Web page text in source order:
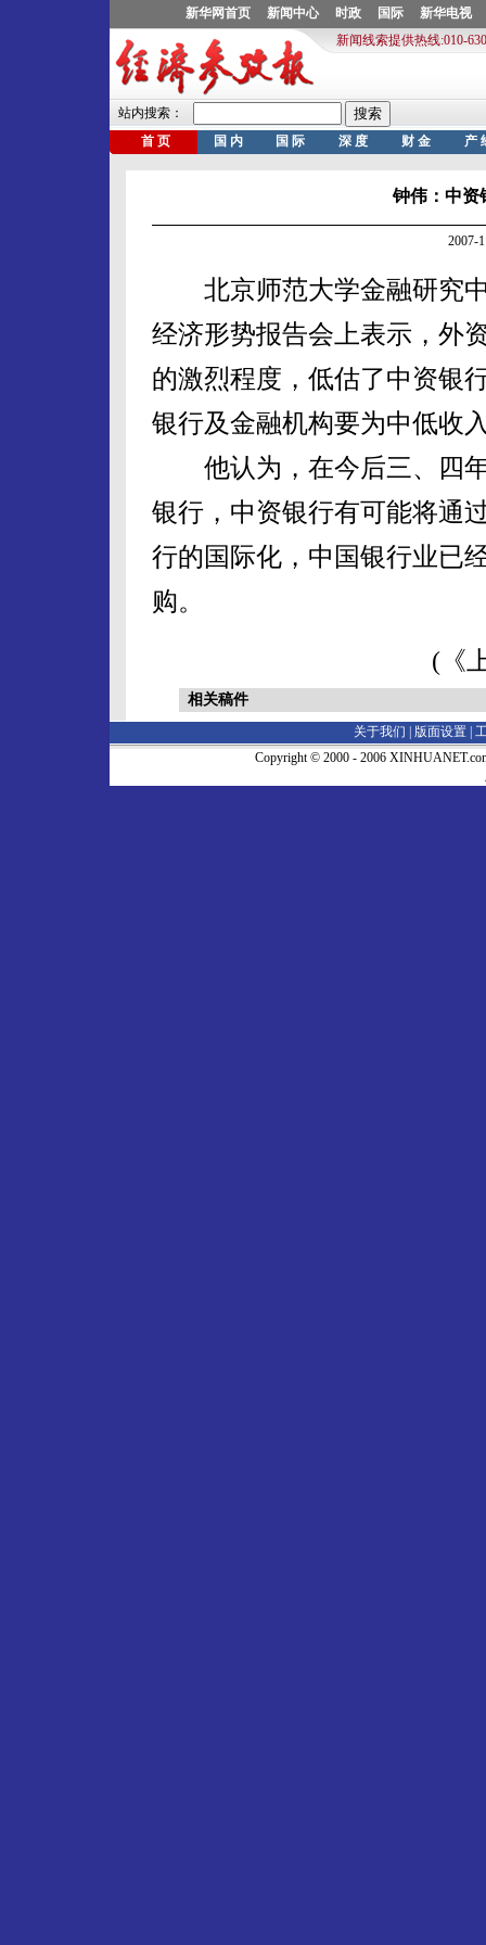
钟伟：中资
2007-
北京师范大学金融研究中
经济形势报告会上表示，外
的激烈程度，低估了中资银
银行及金融机构要为中低收
他认为，在今后三、四年
银行，中资银行有可能将通
行的国际化，中国银行业已
购。
(《
相关稿件
关于我们 | 版面设置
Copyright © 2000 - 2006